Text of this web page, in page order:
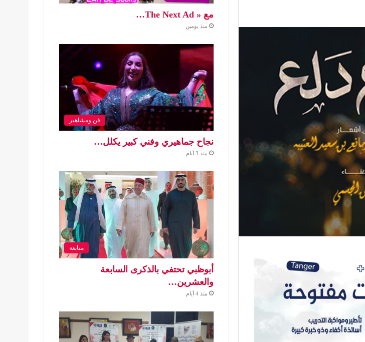
مع « The Next Ad…
منذ يومين
فن ومشاهير
نجاح جماهيري وفني كبير يكلل…
منذ 3 أيام
متابعة
أبوظبي تحتفي بالذكرى السابعة
والعشرين…
منذ 4 أيام